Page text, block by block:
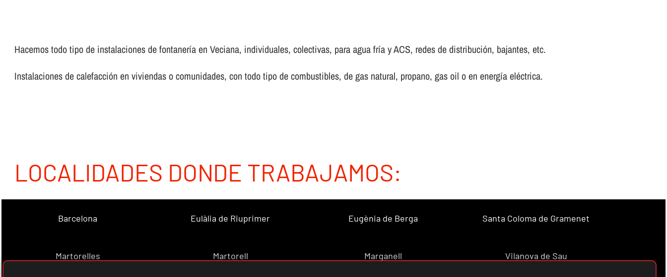
Hacemos todo tipo de instalaciones de fontanerí­a en Veciana, individuales, colectivas, para agua frí­a y ACS, redes de distribución, bajantes, etc.
Instalaciones de calefacción en viviendas o comunidades, con todo tipo de combustibles, de gas natural, propano, gas oil o en energí­a eléctrica.
LOCALIDADES DONDE TRABAJAMOS:
Barcelona Eulàlia de Riuprimer Eugènia de Berga Santa Coloma de Gramenet
Martorelles Martorell Marganell Vilanova de Sau